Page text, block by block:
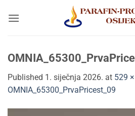
Published 1. siječnja 2026. at 529
OMNIA_65300_PrvaPricest_09